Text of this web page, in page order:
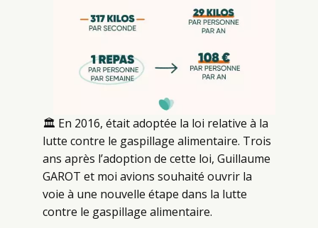
🏛 En 2016, était adoptée la loi relative à la
lutte contre le gaspillage alimentaire. Trois
ans après l’adoption de cette loi, Guillaume
GAROT et moi avions souhaité ouvrir la
voie à une nouvelle étape dans la lutte
contre le gaspillage alimentaire.